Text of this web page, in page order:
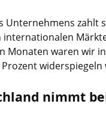
Unternehmens
Monaten waren wir
widerspiegeln
nimmt